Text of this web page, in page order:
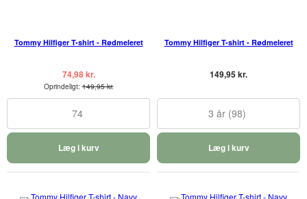
Tommy Hilfiger T-shirt - Rødmeleret
74,98 kr.
Oprindeligt:149,95 kr.
74
Læg i kurv
Tommy Hilfiger T-shirt - Rødmeleret
149,95 kr.
3 år (98)
Læg i kurv